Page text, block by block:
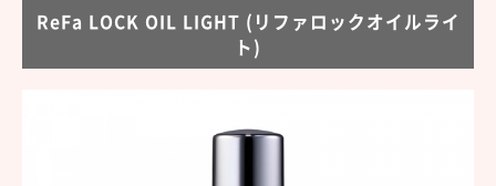
ReFa LOCK OIL LIGHT (リファロックオイルライ
ト)